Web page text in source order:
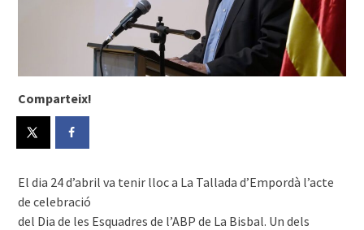
Comparteix!
El dia 24 d’abril va tenir lloc a La Tallada d’Empordà l’acte
de celebració
del Dia de les Esquadres de l’ABP de La Bisbal. Un dels